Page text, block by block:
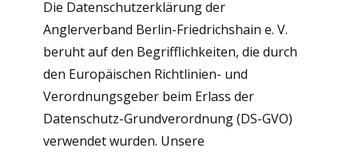
Die Datenschutzerklärung der
Anglerverband Berlin-Friedrichshain e. V.
beruht auf den Begrifflichkeiten, die durch
den Europäischen Richtlinien- und
Verordnungsgeber beim Erlass der
Datenschutz-Grundverordnung (DS-GVO)
verwendet wurden. Unsere